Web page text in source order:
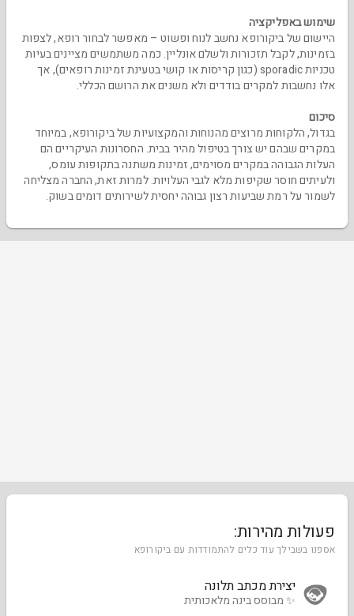
שימוש באפליקציה
היישום של ביקורופא נחשב לנוח ופשוט – מאפשר לבחור רופא, לצפות
בזמינות, לקבל תזכורות ולשלם אונליין. כמה משתמשים מציינים בעיות
טכניות sporadic (כגון קריסות או קושי בטעינת זמינות רופאים), אך
אלו נחשבות למקרים בודדים ולא משנים את הרושם הכללי.
סיכום
בגדול, הלקוחות מרוצים מהנוחות והמקצועיות של ביקורופא, במיוחד
במקרים שבהם יש צורך בטיפול מהיר בבית. החסרונות העיקריים הם
העלות הגבוהה במקרים מסוימים, זמינות משתנה בתקופות עומס,
ולעיתים חוסר שקיפות מלא לגבי העלויות. למרות זאת, החברה מצליחה
לשמור על רמת שביעות רצון גבוהה יחסית לשירותים דומים בשוק.
פעולות מהירות:
אספנו בשבילך עוד כלים להתמודדות עם ביקורופא
יצירת מכתב תלונה
✨ מבוסס בינה מלאכותית